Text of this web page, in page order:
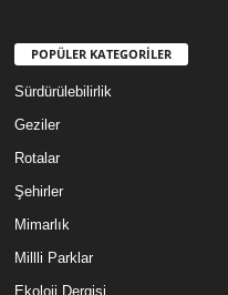
POPÜLER KATEGORİLER
Sürdürülebilirlik
Geziler
Rotalar
Şehirler
Mimarlık
Millli Parklar
Ekoloji Dergisi